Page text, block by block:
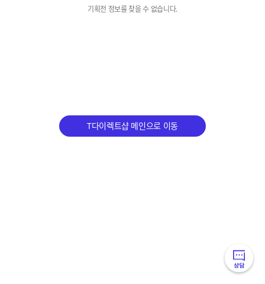
기획전 정보를 찾을 수 없습니다.
T다이렉트샵 메인으로 이동
메
뉴